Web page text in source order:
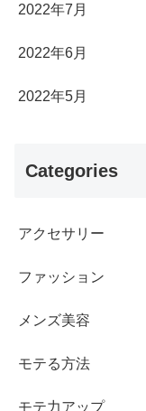
2022年7月
2022年6月
2022年5月
Categories
アクセサリー
ファッション
メンズ美容
モテる方法
モテ力アップ